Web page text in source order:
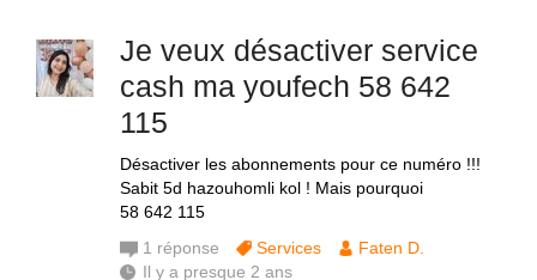
Je veux désactiver service
cash ma youfech 58 642
115
Désactiver les abonnements pour ce numéro !!!
Sabit 5d hazouhomli kol ! Mais pourquoi
58 642 115
1 réponse Services
Faten D.
Il y a presque 2 ans